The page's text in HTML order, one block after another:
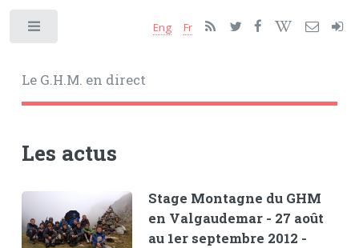
Le G.H.M. en direct
Eng Fr
Les actus
Stage Montagne du GHM
en Valgaudemar - 27 août
au 1er septembre 2012 -